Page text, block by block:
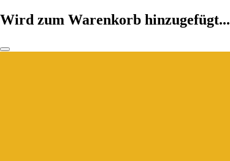
Wird zum Warenkorb hinzugefügt...